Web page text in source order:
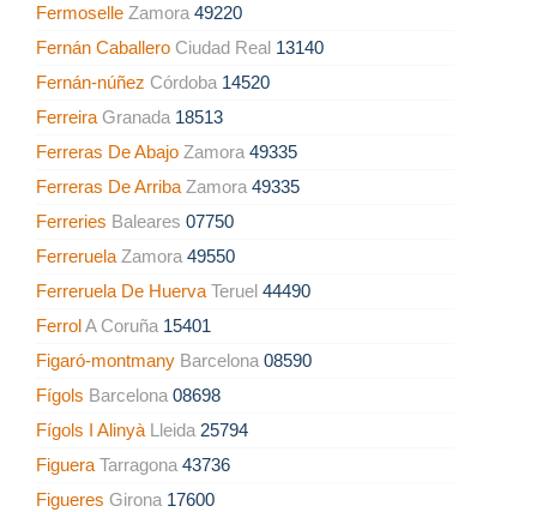
Fermoselle Zamora 49220
Fernán Caballero Ciudad Real 13140
Fernán-núñez Córdoba 14520
Ferreira Granada 18513
Ferreras De Abajo Zamora 49335
Ferreras De Arriba Zamora 49335
Ferreries Baleares 07750
Ferreruela Zamora 49550
Ferreruela De Huerva Teruel 44490
FerrolA Coruña 15401
Figaró-montmany Barcelona 08590
Fígols Barcelona 08698
Fígols I Alinyà Lleida 25794
Figuera Tarragona 43736
Figueres Girona 17600